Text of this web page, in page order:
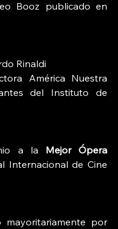
Booz publicado en
Rinaldi
América Nuestra
del Instituto de
a la Mejor Ópera
Internacional de Cine
mayoritariamente por